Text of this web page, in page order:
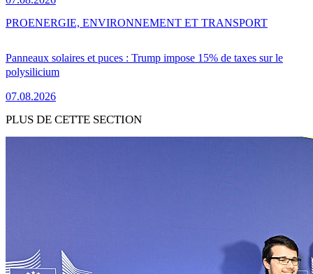
Panneaux solaires et puces : Trump impose 15% de taxes sur le
polysilicium
07.08.2026
PROENERGIE, ENVIRONNEMENT ET TRANSPORT
PLUS DE CETTE SECTION